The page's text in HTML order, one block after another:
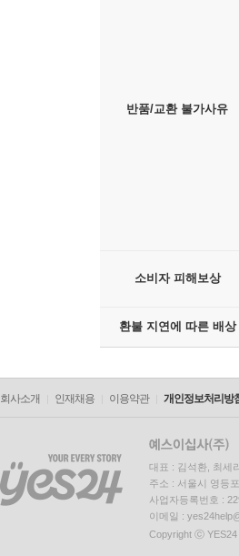
반품/교환 불가사유
소비자 피해보상
환불 지연에 따른 배상
회사소개 인재채용 이용약관 개인정보처리방
대표 : 김석환, 최세
주소 : 서울시 영등
사업자등록번호 :
이메일 :
Copyright ⓒ YES24